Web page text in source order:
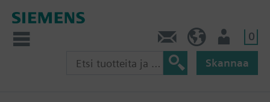
0
Skannaa